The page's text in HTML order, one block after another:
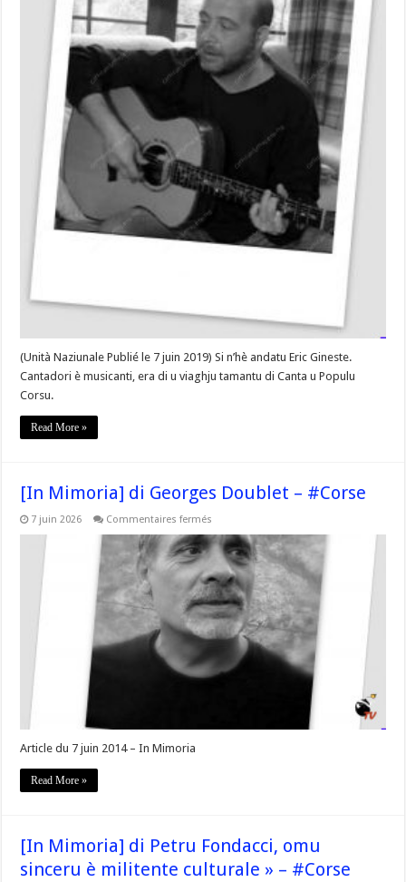
(Unità Naziunale Publié le 7 juin 2019) Si n’hè andatu Eric Gineste.
Cantadori è musicanti, era di u viaghju tamantu di Canta u Populu
Corsu.
Read More »
[In Mimoria] di Georges Doublet – #Corse
7 juin 2026 Commentaires fermés
Mimoria]
di
Georges
Doublet
#Corse
Article du 7 juin 2014 – In Mimoria
Read More »
[In Mimoria] di Petru Fondacci, omu
sinceru è militente culturale » – #Corse